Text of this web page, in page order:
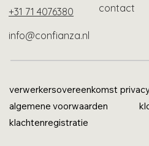
+31 71 4076380
info@confianza.nl
contact
verwerkersovereenkomst
algemene voorwaarden
klachtenregistratie